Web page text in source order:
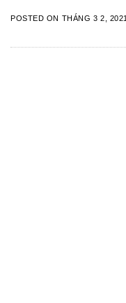
POSTED ON THÁNG 3 2, 2021